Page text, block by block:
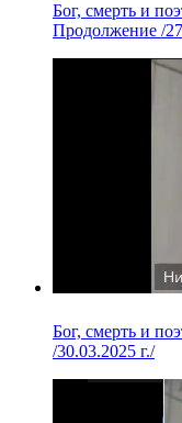
Бог, смерть и
Продолжение /
Бог, смерть и
/30.03.2025 г./